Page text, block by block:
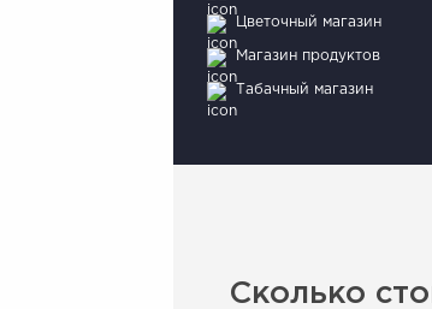
Цветочный магазин
Магазин продуктов
Табачный магазин
Сколько